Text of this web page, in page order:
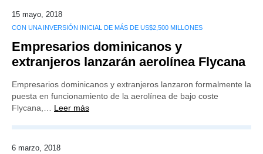
15 mayo, 2018
CON UNA INVERSIÓN INICIAL DE MÁS DE US$2,500 MILLONES
Empresarios dominicanos y
extranjeros lanzarán aerolínea Flycana
Empresarios dominicanos y extranjeros lanzaron formalmente la
puesta en funcionamiento de la aerolínea de bajo coste
Flycana,… Leer más
6 marzo, 2018